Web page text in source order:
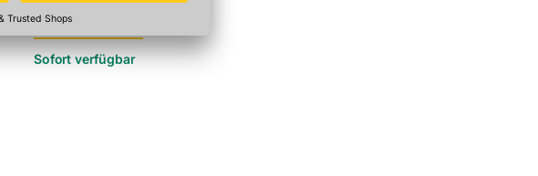
In 3 Varianten
Sofort verfügbar